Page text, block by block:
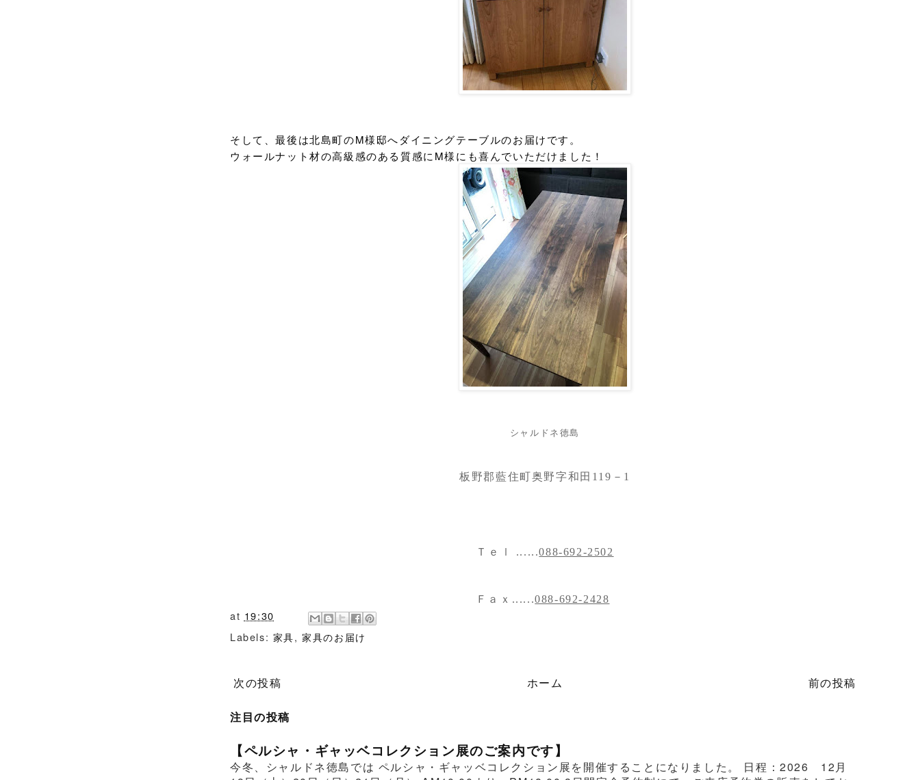
そして、最後は北島町のM様邸へダイニングテーブルのお届けです。
ウォールナット材の高級感のある質感にM様にも喜んでいただけました！
シャルドネ徳島
板野郡藍住町奥野字和田119－1
Ｔｅｌ ......088-692-2502
Ｆａｘ......088-692-2428
at 19:30
Labels: 家具,家具のお届け
次の投稿 前の投稿
ホーム
注目の投稿
【ペルシャ・ギャッベコレクション展のご案内です】
今冬、シャルドネ徳島では ペルシャ・ギャッベコレクション展を開催することになりました。 日程：2026 12月